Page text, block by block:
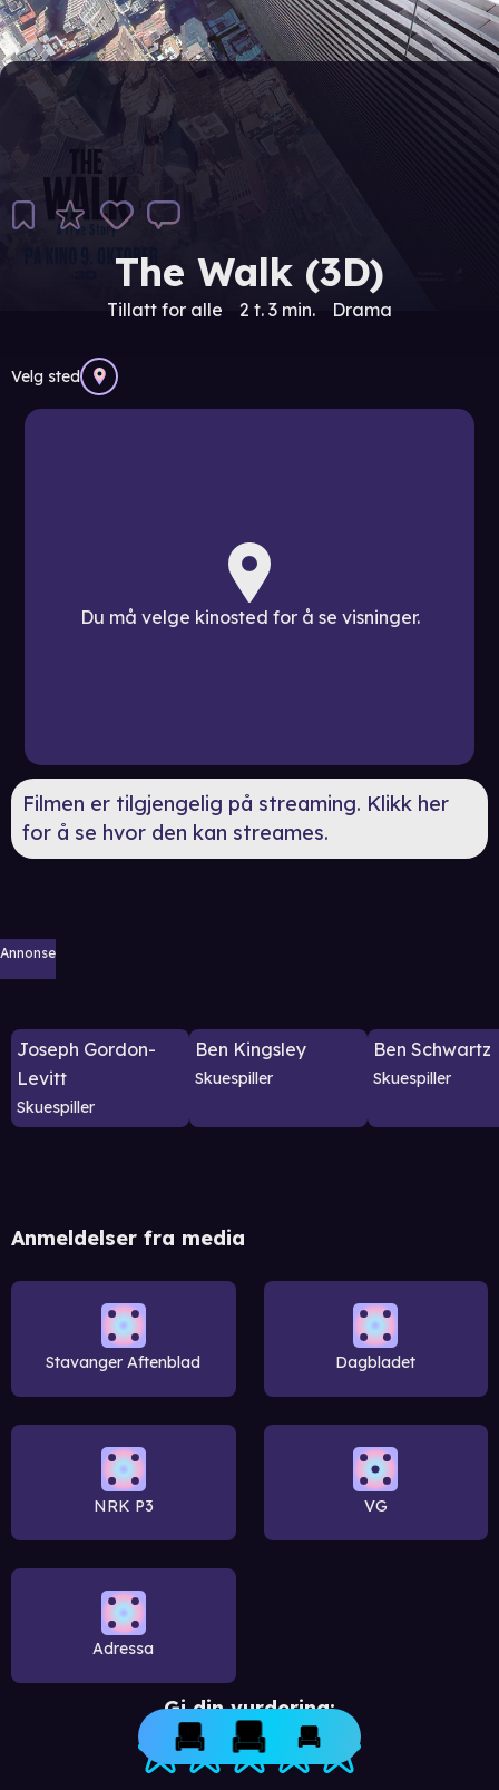
The Walk (3D)
Tillatt for alle 2 t. 3 min. Drama
Velg sted
Du må velge kinosted for å se visninger.
Filmen er tilgjengelig på streaming. Klikk her
for å se hvor den kan streames.
Annonse
Joseph Gordon-
Levitt
Skuespiller
Ben Kingsley
Skuespiller
Ben Schwartz
Skuespiller
Anmeldelser fra media
Stavanger Aftenblad Dagbladet
NRK P3 VG
Adressa
Gi din vurdering: